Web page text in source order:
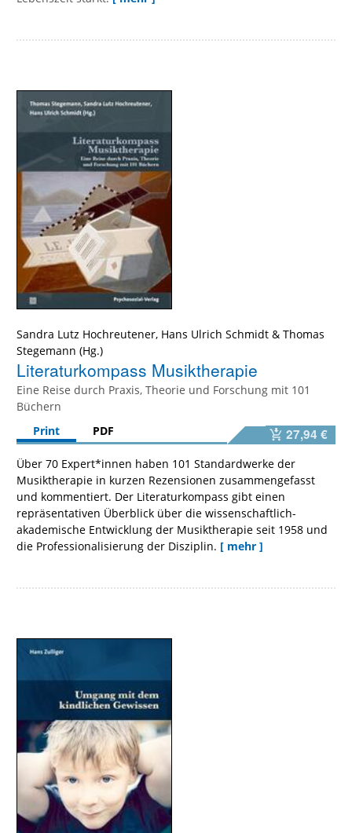
Sandra Lutz Hochreutener, Hans Ulrich Schmidt & Thomas
Stegemann
Literaturkompass Musiktherapie
Eine Reise durch Praxis, Theorie und Forschung mit 101
Büchern
Print
PDF 27,94 €
Über 70 Expert*innen haben 101 Standardwerke der
Musiktherapie in kurzen Rezensionen zusammengefasst
und kommentiert. Der Literaturkompass gibt einen
repräsentativen Überblick über die wissenschaftlich-
akademische Entwicklung der Musiktherapie seit 1958 und
die Professionalisierung der Disziplin. [ mehr ]